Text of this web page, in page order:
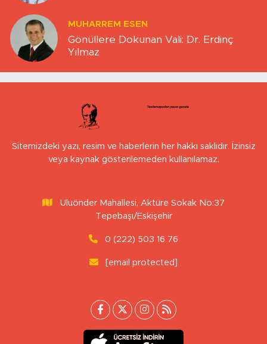
MUHARREM ESEN
Gönüllere Dokunan Vali: Dr. Erdinç
Yılmaz
Sitemizdeki yazı, resim ve haberlerin her hakkı saklıdır. İzinsiz
veya kaynak gösterilemeden kullanılamaz.
Uluönder Mahallesi, Aktüre Sokak No:37
Tepebaşı/Eskişehir
0 (222) 503 16 76
[email protected]